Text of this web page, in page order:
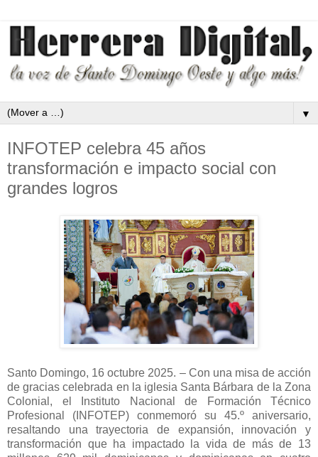
▼
INFOTEP celebra 45 años
transformación e impacto social con
grandes logros
Santo Domingo, 16 octubre 2025. – Con una misa de acción
de gracias celebrada en la iglesia Santa Bárbara de la Zona
Colonial, el Instituto Nacional de Formación Técnico
Profesional (INFOTEP) conmemoró su 45.º aniversario,
resaltando una trayectoria de expansión, innovación y
transformación que ha impactado la vida de más de 13